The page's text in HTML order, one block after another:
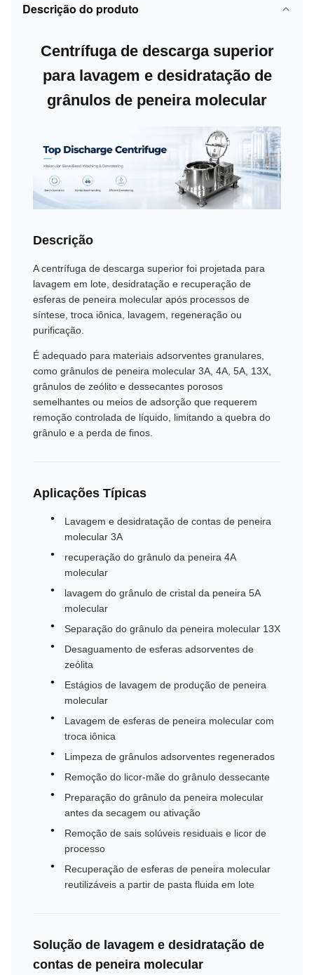
Descrição do produto
Centrífuga de descarga superior
para lavagem e desidratação de
grânulos de peneira molecular
Descrição
A centrífuga de descarga superior foi projetada para
lavagem em lote, desidratação e recuperação de
esferas de peneira molecular após processos de
síntese, troca iônica, lavagem, regeneração ou
purificação.
É adequado para materiais adsorventes granulares,
como grânulos de peneira molecular 3A, 4A, 5A, 13X,
grânulos de zeólito e dessecantes porosos
semelhantes ou meios de adsorção que requerem
remoção controlada de líquido, limitando a quebra do
grânulo e a perda de finos.
Aplicações Típicas
Lavagem e desidratação de contas de peneira
molecular 3A
recuperação do grânulo da peneira 4A
molecular
lavagem do grânulo de cristal da peneira 5A
molecular
Separação do grânulo da peneira molecular 13X
Desaguamento de esferas adsorventes de
zeólita
Estágios de lavagem de produção de peneira
molecular
Lavagem de esferas de peneira molecular com
troca iônica
Limpeza de grânulos adsorventes regenerados
Remoção do licor-mãe do grânulo dessecante
Preparação do grânulo da peneira molecular
antes da secagem ou ativação
Remoção de sais solúveis residuais e licor de
processo
Recuperação de esferas de peneira molecular
reutilizáveis ​​a partir de pasta fluida em lote
Solução de lavagem e desidratação de
contas de peneira molecular